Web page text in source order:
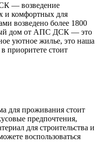
— возведение
и комфортных для
возведено более 1800
дом от АПС ДСК — это
уютное жилье, это наша
приоритете стоит
для проживания стоит
предпочтения,
для строительства и
воспользоваться